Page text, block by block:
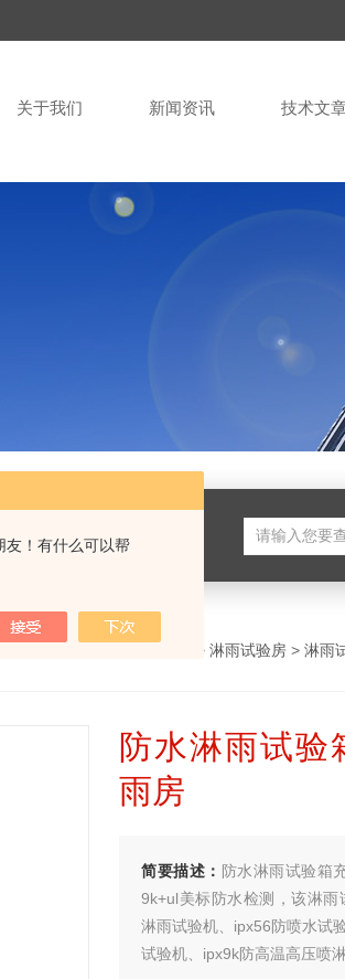
友！有什么可以帮
关于我们 新闻资讯 技术文
> 淋雨试验房 > 淋雨
防水淋雨试验
雨房
简要描述： 防水淋雨试验箱
9k+ul美标防水检测，该淋
淋雨试验机、ipx56防喷水试
试验机、ipx9k防高温高压喷